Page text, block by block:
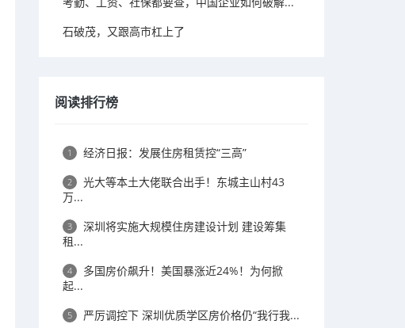
石破茂，又跟高市杠上了
阅读排行榜
1 经济日报：发展住房租赁控“三高”
2
光大等本土大佬联合出手！东城主山村43
万...
3
深圳将实施大规模住房建设计划 建设筹集
租...
4
多国房价飙升！美国暴涨近24%！为何掀
起...
5 严厉调控下 深圳优质学区房价格仍“我行我...